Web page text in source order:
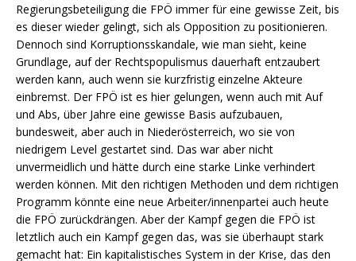
Regierungsbeteiligung die FPÖ immer für eine gewisse Zeit, bis
es dieser wieder gelingt, sich als Opposition zu positionieren.
Dennoch sind Korruptionsskandale, wie man sieht, keine
Grundlage, auf der Rechtspopulismus dauerhaft entzaubert
werden kann, auch wenn sie kurzfristig einzelne Akteure
einbremst. Der FPÖ ist es hier gelungen, wenn auch mit Auf
und Abs, über Jahre eine gewisse Basis aufzubauen,
bundesweit, aber auch in Niederösterreich, wo sie von
niedrigem Level gestartet sind. Das war aber nicht
unvermeidlich und hätte durch eine starke Linke verhindert
werden können. Mit den richtigen Methoden und dem richtigen
Programm könnte eine neue Arbeiter/innenpartei auch heute
die FPÖ zurückdrängen. Aber der Kampf gegen die FPÖ ist
letztlich auch ein Kampf gegen das, was sie überhaupt stark
gemacht hat: Ein kapitalistisches System in der Krise, das den